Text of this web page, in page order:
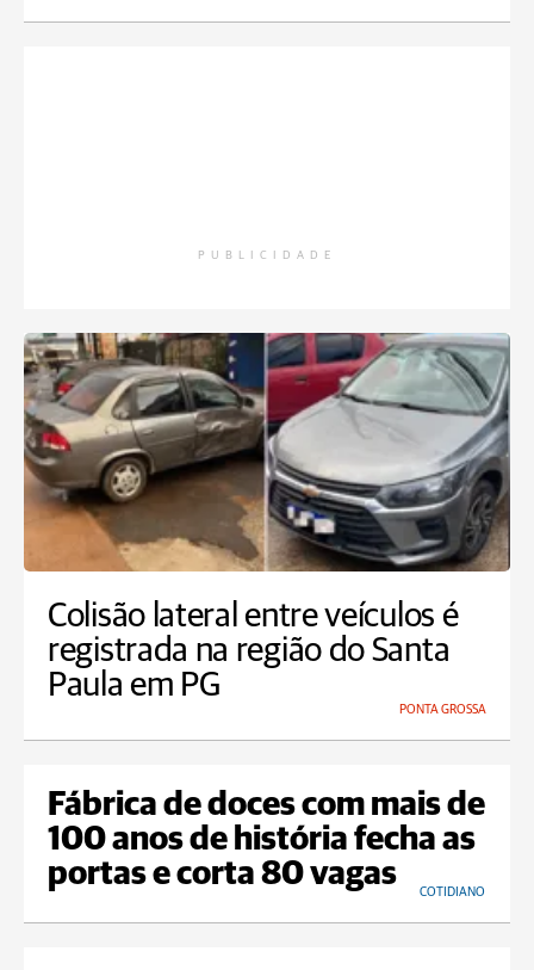
PUBLICIDADE
Colisão lateral entre veículos é
registrada na região do Santa
Paula em PG
PONTA GROSSA
Fábrica de doces com mais de
100 anos de história fecha as
portas e corta 80 vagas
COTIDIANO